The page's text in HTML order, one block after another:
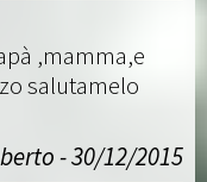
,mamma,e
salutamelo
- 30/12/2015